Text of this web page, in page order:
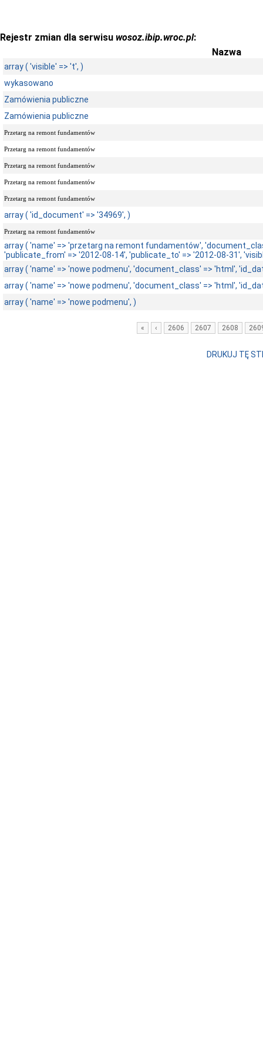
Rejestr zmian dla serwisu wosoz.ibip.wroc.pl:
Nazwa
array ( 'visible' => 't', )
wykasowano
Zamówienia publiczne
Zamówienia publiczne
Przetarg na remont fundamentów
Przetarg na remont fundamentów
Przetarg na remont fundamentów
Przetarg na remont fundamentów
Przetarg na remont fundamentów
array ( 'id_document' => '34969', )
Przetarg na remont fundamentów
array ( 'name' => 'przetarg na remont fundamentów',
'publicate_from' => '2012-08-14', 'publicate_to' => '2012-08-31',
array ( 'name' => 'nowe podmenu', 'document_class' => 'html',
array ( 'name' => 'nowe podmenu', 'document_class' => 'html',
array ( 'name' => 'nowe podmenu', )
« ‹ 2606 2607 2608
DRUKUJ TĘ